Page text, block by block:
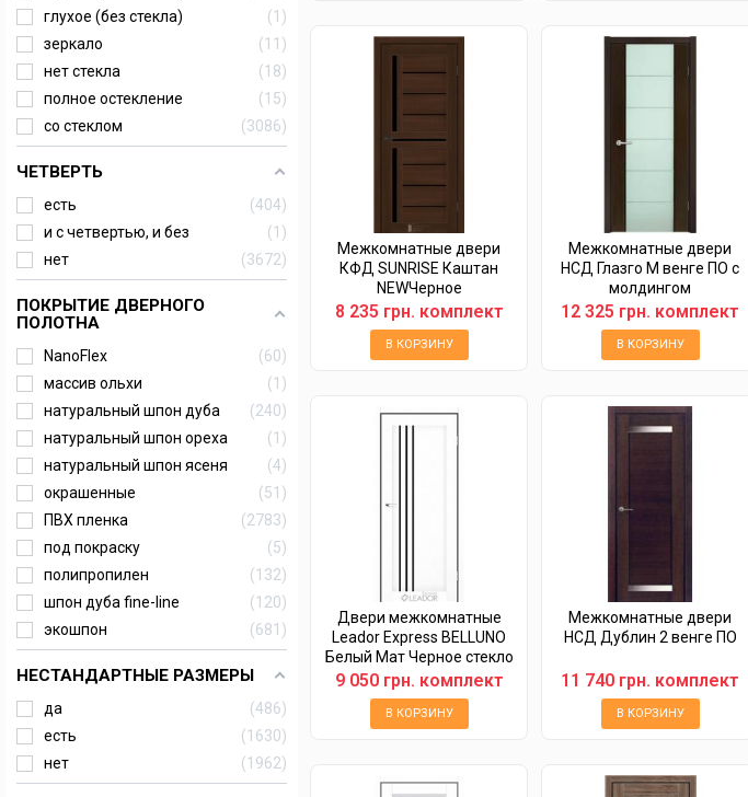
Межкомнатные двери
КФД SUNRISE Каштан
NEWЧерное
8 235 грн. комплект
В КОРЗИНУ
Межкомнатные двери
НСД Глазго М венге ПО с
молдингом
12 325 грн. комплект
В КОРЗИНУ
Двери межкомнатные
Leador Express BELLUNO
Белый Мат Черное стекло
9 050 грн. комплект
В КОРЗИНУ
Межкомнатные двери
НСД Дублин 2 венге ПО
11 740 грн. комплект
В КОРЗИНУ
глухое (без стекла)
1
зеркало
11
нет стекла
18
полное остекление
15
со стеклом
3086
ЧЕТВЕРТЬ
есть
404
и с четвертью, и без
1
нет
3672
ПОКРЫТИЕ ДВЕРНОГО
ПОЛОТНА
NanoFlex
60
массив ольхи
1
натуральный шпон дуба
240
натуральный шпон ореха
1
натуральный шпон ясеня
4
окрашенные
51
ПВХ пленка
2783
под покраску
5
полипропилен
132
шпон дуба fine-line
120
экошпон
681
НЕСТАНДАРТНЫЕ РАЗМЕРЫ
да
486
есть
1630
нет
1962